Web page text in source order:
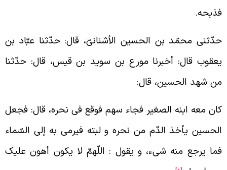
محمّد بن الحسین الأشنانیّ، قال: حدّثنا عبّاد بن
قال: أخبرنا مورع بن سوید بن قیس، قال: حدّثنا
شهد الحسین، قال:
معه ابنه الصغیر فجاء سهم فوقع فی نحره، قال: فجعل
یأخذ الدّم من نحره و لبته فیرمی به إلی السّماء
یرجع منه شیء، و یقول : اللّهمّ لا یکون أهون علیک